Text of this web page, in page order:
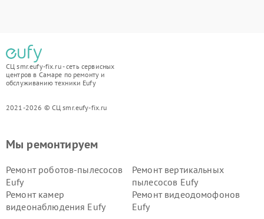
СЦ smr.eufy-fix.ru - сеть сервисных
центров в Самаре по ремонту и
обслуживанию техники Eufy
2021-2026 © СЦ smr.eufy-fix.ru
Мы ремонтируем
Ремонт роботов-пылесосов
Eufy
Ремонт вертикальных
пылесосов Eufy
Ремонт камер
видеонаблюдения Eufy
Ремонт видеодомофонов
Eufy